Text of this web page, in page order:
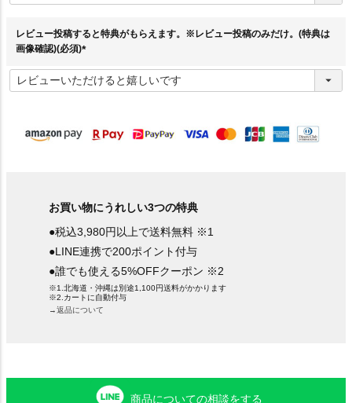
須
レビュー投稿すると特典がもらえます。※レビュー投稿のみだけ。(特典は
画像確認)(必須)
必
須
お買い物にうれしい3つの特典
●税込3,980円以上で送料無料 ※1
●LINE連携で200ポイント付与
●誰でも使える5%OFFクーポン ※2
※1.北海道・沖縄は別途1,100円送料がかかります
※2.カートに自動付与
→返品について
商品についての相談をする